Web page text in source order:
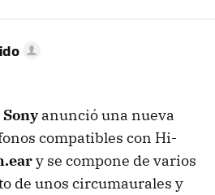
Sonyanunció una nueva
compatibles con Hi-
y se compone de varios
de unos circumaurales y